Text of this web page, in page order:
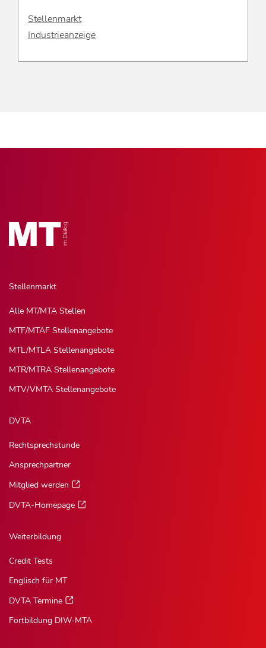
Stellenmarkt
Industrieanzeige
Stellenmarkt
Alle MT/MTA Stellen
MTF/MTAF Stellenangebote
MTL/MTLA Stellenangebote
MTR/MTRA Stellenangebote
MTV/VMTA Stellenangebote
DVTA
Rechtsprechstunde
Ansprechpartner
Mitglied werden
DVTA-Homepage
Weiterbildung
Credit Tests
Englisch für MT
DVTA Termine
Fortbildung DIW-MTA